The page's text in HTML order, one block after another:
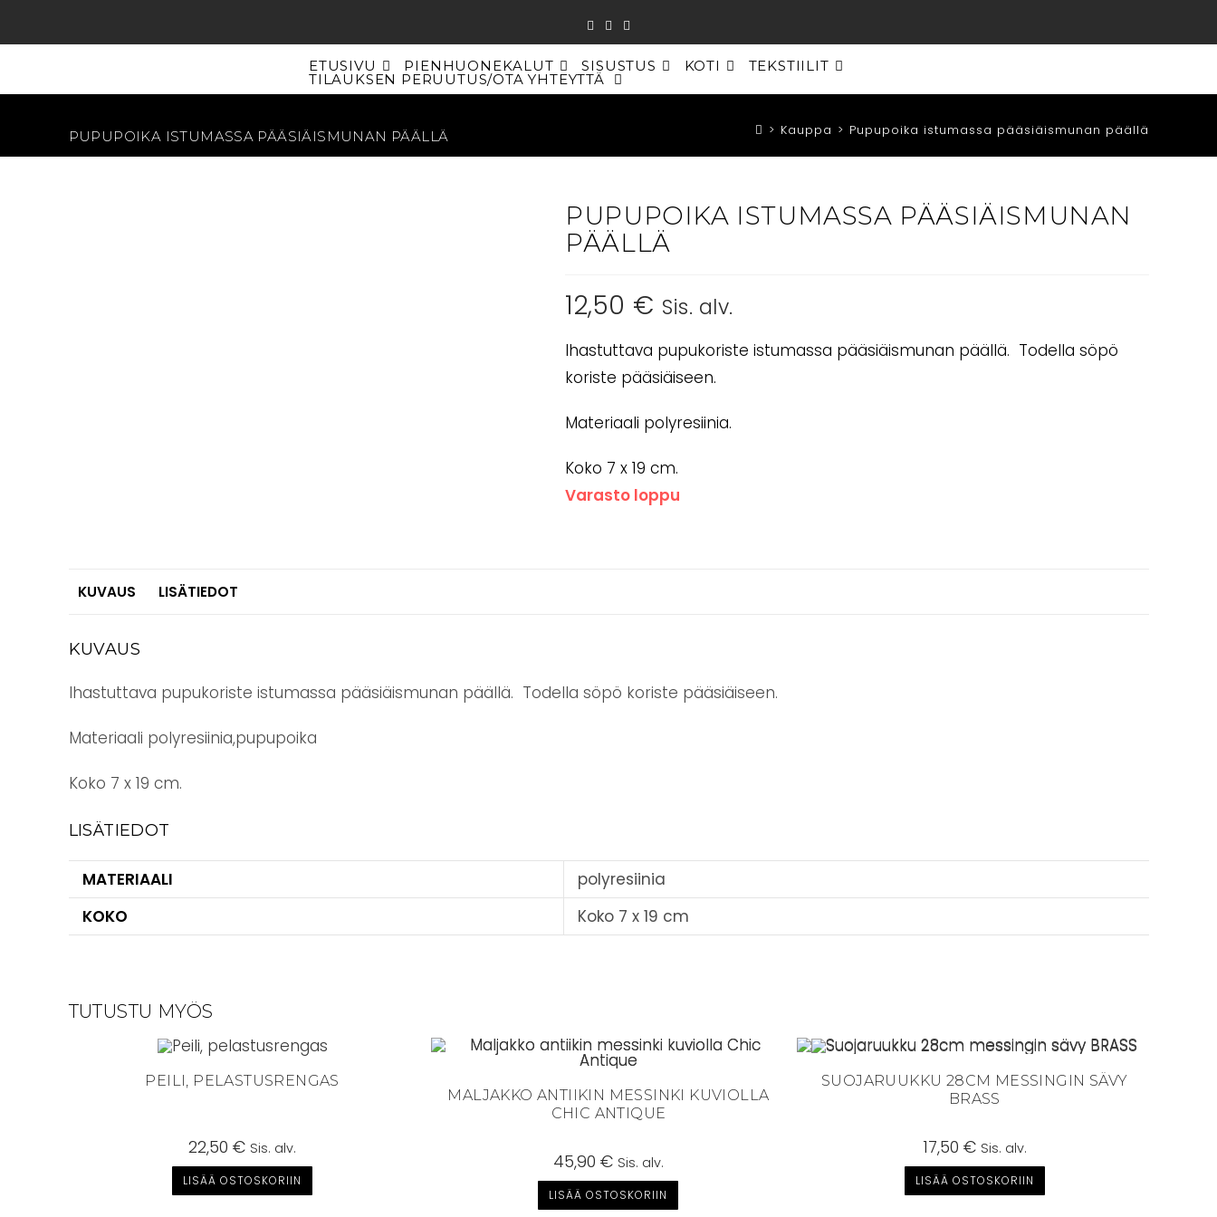
ETUSIVU PIENHUONEKALUT SISUSTUS KOTI TEKSTIILIT
TILAUKSEN PERUUTUS/OTA YHTEYTTÄ TOGGLE
WEBSITE
PUPUPOIKA ISTUMASSA PÄÄSIÄISMUNAN PÄÄLLÄ > Kauppa > Pupupoika istumassa pääsiäismunan päällä
PUPUPOIKA ISTUMASSA PÄÄSIÄISMUNAN
PÄÄLLÄ
12,50 € Sis. alv.
Ihastuttava pupukoriste istumassa pääsiäismunan päällä. Todella söpö
koriste pääsiäiseen.
Materiaali polyresiinia.
Koko 7 x 19 cm.
Varasto loppu
KUVAUS LISÄTIEDOT
KUVAUS
Ihastuttava pupukoriste istumassa pääsiäismunan päällä. Todella söpö koriste pääsiäiseen.
Materiaali polyresiinia,pupupoika
Koko 7 x 19 cm.
LISÄTIEDOT
MATERIAALI
polyresiinia
KOKO
Koko 7 x 19 cm
TUTUSTU MYÖS
PEILI, PELASTUSRENGAS
22,50€ Sis. alv.
LISÄÄ OSTOSKORIIN
MALJAKKO ANTIIKIN MESSINKI KUVIOLLA
CHIC ANTIQUE
45,90 € Sis. alv.
LISÄÄ OSTOSKORIIN
SUOJARUUKKU 28CM MESSINGIN SÄVY
BRASS
17,50 € Sis. alv.
LISÄÄ OSTOSKORIIN